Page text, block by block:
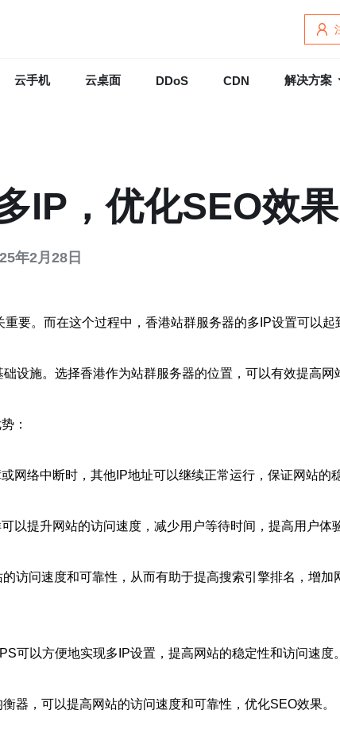
云手机 云桌面 DDoS CDN 解决方案
IP，优化SEO效果
年2月28日
要。而在这个过程中，香港站群服务器的多IP设置可以
设施。选择香港作为站群服务器的位置，可以有效提高
：
络中断时，其他IP地址可以继续正常运行，保证网站的
以提升网站的访问速度，减少用户等待时间，提高用户体
问速度和可靠性，从而有助于提高搜索引擎排名，增加
可以方便地实现多IP设置，提高网站的稳定性和访问速度。
器，可以提高网站的访问速度和可靠性，优化SEO效果。